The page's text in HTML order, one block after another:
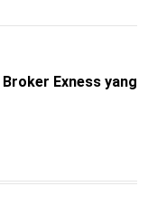
Exness yang